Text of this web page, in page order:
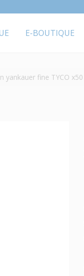
E-BOUTIQUE
yankauer fine TYCO x50